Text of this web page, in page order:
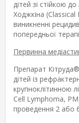
дітей зі стійкою
Ходжкіна
виникненні
попередньої
Первинна
Препарат Кітруда®
дітей із
крупноклітинною
Cell Lymphoma,
проведення 2 або